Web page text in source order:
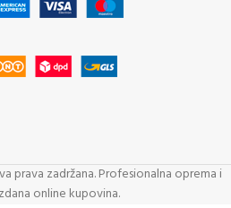
prava zadržana. Profesionalna oprema i
online kupovina.